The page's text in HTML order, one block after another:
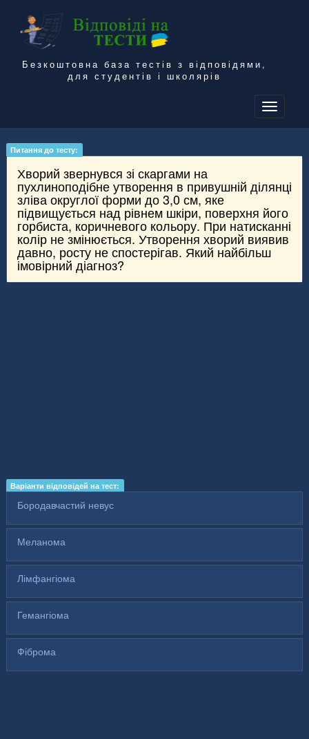
Безкоштовна база тестів з відповідями,
для студентів і школярів
Питання до тесту:
Хворий звернувся зі скаргами на
пухлиноподібне утворення в привушній ділянці
зліва округлої форми до 3,0 см, яке
підвищується над рівнем шкіри, поверхня його
горбиста, коричневого кольору. При натисканні
колір не змінюється. Утворення хворий виявив
давно, росту не спостерігав. Який найбільш
імовірний діагноз?
Варіанти відповідей на тест:
Бородавчастий невус
Меланома
Лімфангіома
Гемангіома
Фіброма